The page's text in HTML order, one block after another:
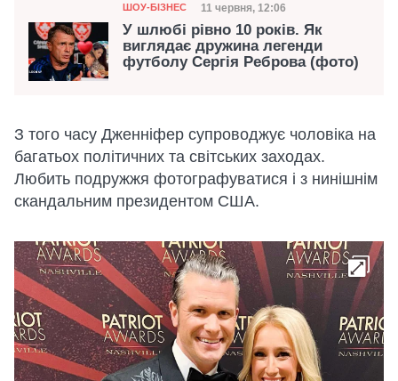
Категорія
ШОУ-БІЗНЕС Дата публікації
11 червня, 12:06
У шлюбі рівно 10 років. Як
виглядає дружина легенди
футболу Сергія Реброва (фото)
З того часу Дженніфер супроводжує чоловіка на
багатьох політичних та світських заходах.
Любить подружжя фотографуватися і з нинішнім
скандальним президентом США.